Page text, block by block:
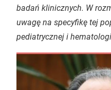
badań klinicznych. W
uwagę na specyfikę tej
pediatrycznej i